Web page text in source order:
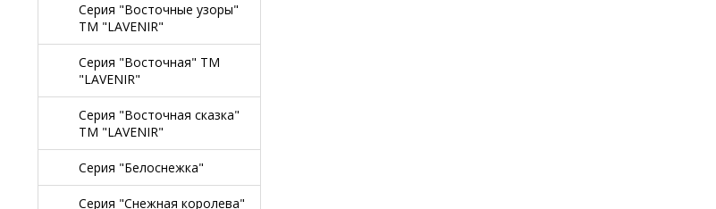
Серия "Восточные узоры"
TM "LAVENIR"
Серия "Восточная" TM
"LAVENIR"
Серия "Восточная сказка"
TM "LAVENIR"
Серия "Белоснежка"
Серия "Снежная королева"